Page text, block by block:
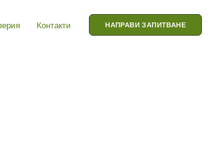
Контакти НАПРАВИ ЗАПИТВАНЕ